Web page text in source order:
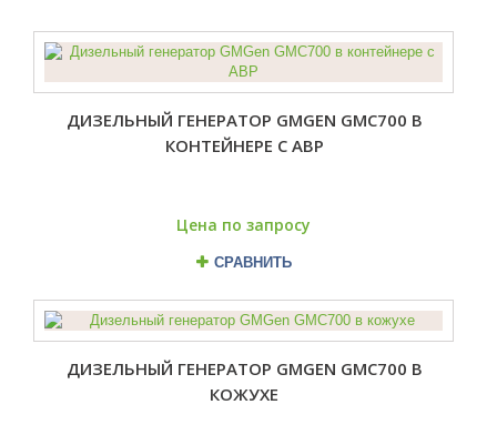
ДИЗЕЛЬНЫЙ ГЕНЕРАТОР GMGEN GMC700 В
КОНТЕЙНЕРЕ С АВР
Цена по запросу
СРАВНИТЬ
ДИЗЕЛЬНЫЙ ГЕНЕРАТОР GMGEN GMC700 В
КОЖУХЕ